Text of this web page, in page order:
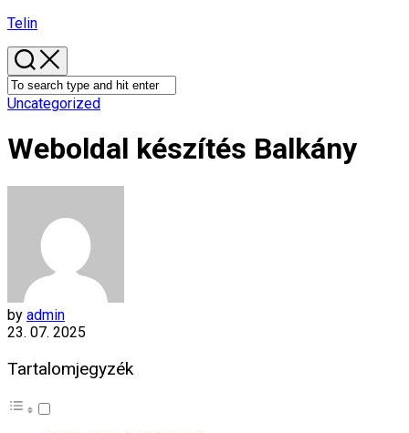
Skip
content
Telin
Uncategorized
Weboldal készítés​ Balkány
by admin
23. 07. 2025
Tartalomjegyzék